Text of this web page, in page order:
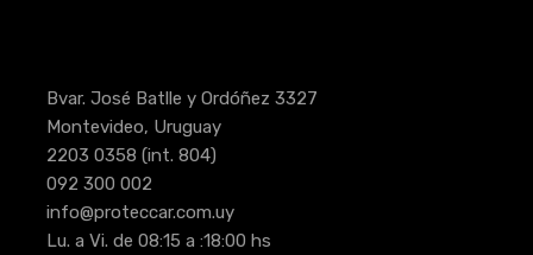
Bvar. José Batlle y Ordóñez 3327
Montevideo, Uruguay
2203 0358 (int. 804)
092 300 002
info@proteccar.com.uy
Lu. a Vi. de 08:15 a :18:00 hs